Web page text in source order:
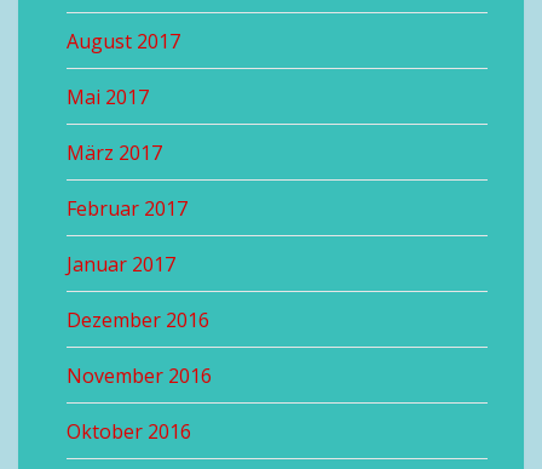
August 2017
Mai 2017
März 2017
Februar 2017
Januar 2017
Dezember 2016
November 2016
Oktober 2016